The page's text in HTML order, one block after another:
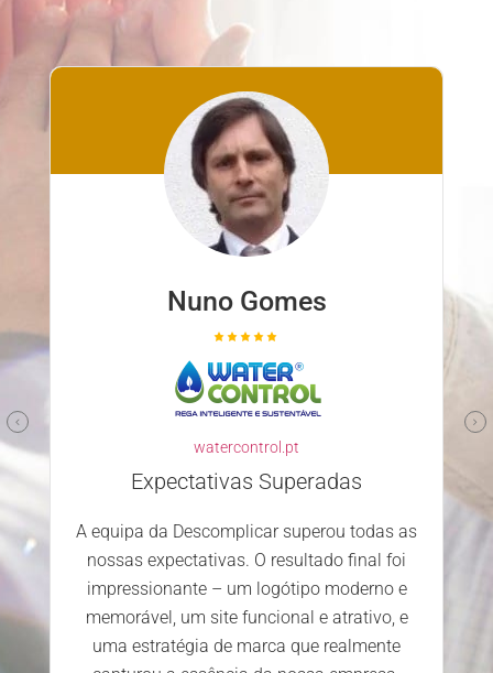
Nuno Gomes
watercontrol.pt
Expectativas Superadas
A equipa da Descomplicar superou todas as
nossas expectativas. O resultado final foi
impressionante – um logótipo moderno e
memorável, um site funcional e atrativo, e
uma estratégia de marca que realmente